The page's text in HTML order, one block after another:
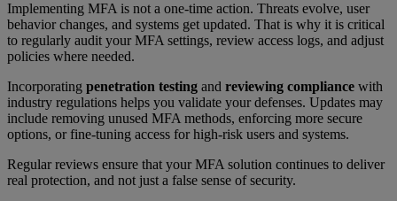
Implementing MFA is not a one-time action. Threats evolve, user
behavior changes, and systems get updated. That is why it is critical
to regularly audit your MFA settings, review access logs, and adjust
policies where needed.
Incorporating penetration testing and reviewing compliance with
industry regulations helps you validate your defenses. Updates may
include removing unused MFA methods, enforcing more secure
options, or fine-tuning access for high-risk users and systems.
Regular reviews ensure that your MFA solution continues to deliver
real protection, and not just a false sense of security.